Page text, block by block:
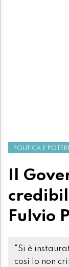
POLITICA E
Il
Fulvio
"Si è
così io non